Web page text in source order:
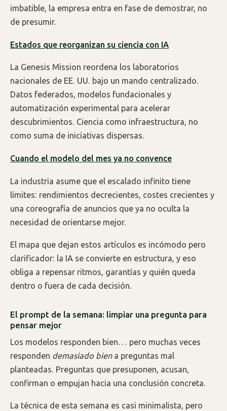
imbatible, la empresa entra en fase de demostrar, no
de presumir.
Estados que reorganizan su ciencia con IA
La Genesis Mission reordena los laboratorios
nacionales de EE. UU. bajo un mando centralizado.
Datos federados, modelos fundacionales y
automatización experimental para acelerar
descubrimientos. Ciencia como infraestructura, no
como suma de iniciativas dispersas.
Cuando el modelo del mes ya no convence
La industria asume que el escalado infinito tiene
límites: rendimientos decrecientes, costes crecientes y
una coreografía de anuncios que ya no oculta la
necesidad de orientarse mejor.
El mapa que dejan estos artículos es incómodo pero
clarificador: la IA se convierte en estructura, y eso
obliga a repensar ritmos, garantías y quién queda
dentro o fuera de cada decisión.
El prompt de la semana: limpiar una pregunta para
pensar mejor
Los modelos responden bien… pero muchas veces
responden demasiado biena preguntas mal
planteadas. Preguntas que presuponen, acusan,
confirman o empujan hacia una conclusión concreta.
La técnica de esta semana es casi minimalista, pero